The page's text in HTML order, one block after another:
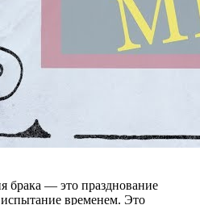
брака — это празднование
временем. Это